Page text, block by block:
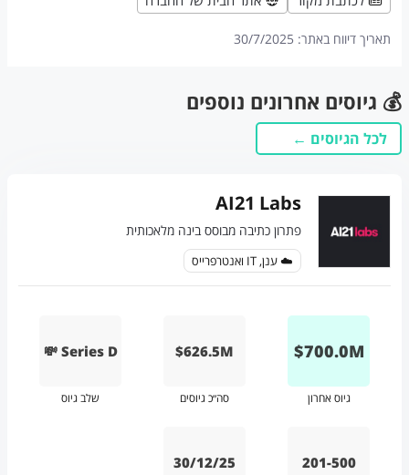
תאריך דיווח באתר: 30/7/2025
💰 גיוסים אחרונים נוספים
לכל הגיוסים ←
AI21 Labs
פתרון כתיבה מבוסס בינה מלאכותית
☁️ ענן, IT ואנטרפרייס
M
700.0
$
גיוס אחרון
$626.5M
סה״כ גיוסים
💸 Series D
שלב גיוס
201-500
30/12/25